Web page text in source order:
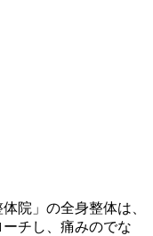
院」の全身整体は、
チし、痛みのでな